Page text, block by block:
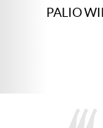
PALIO